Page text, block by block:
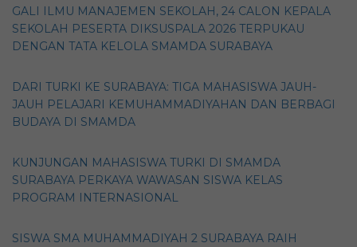
GALI ILMU MANAJEMEN SEKOLAH, 24 CALON KEPALA
SEKOLAH PESERTA DIKSUSPALA 2026 TERPUKAU
DENGAN TATA KELOLA SMAMDA SURABAYA
DARI TURKI KE SURABAYA: TIGA MAHASISWA JAUH-
JAUH PELAJARI KEMUHAMMADIYAHAN DAN BERBAGI
BUDAYA DI SMAMDA
KUNJUNGAN MAHASISWA TURKI DI SMAMDA
SURABAYA PERKAYA WAWASAN SISWA KELAS
PROGRAM INTERNASIONAL
SISWA SMA MUHAMMADIYAH 2 SURABAYA RAIH